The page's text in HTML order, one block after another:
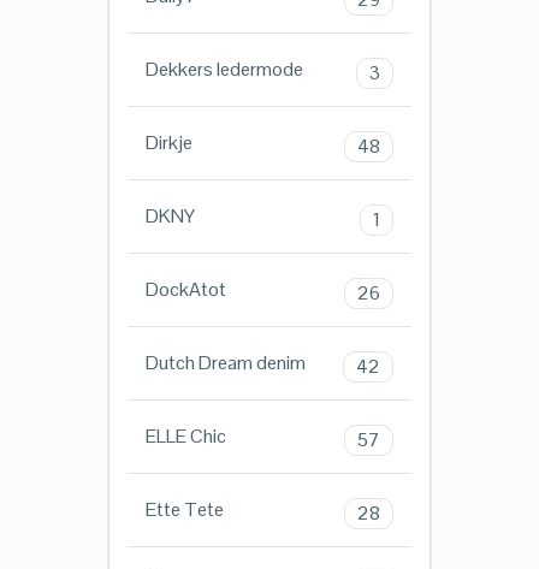
Dekkers ledermode 3
Dirkje 48
DKNY 1
DockAtot 26
Dutch Dream denim 42
ELLE Chic 57
Ette Tete 28